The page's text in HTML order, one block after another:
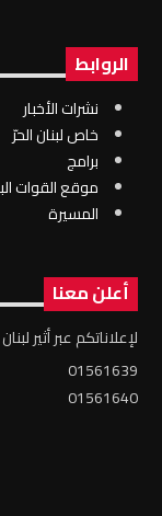
الروابط
نشرات الأخبار
خاص لبنان الحرّ
برامج
موقع القوات
المسيرة
أعلن معنا
لإعلاناتكم عبر أثير
01561639
01561640